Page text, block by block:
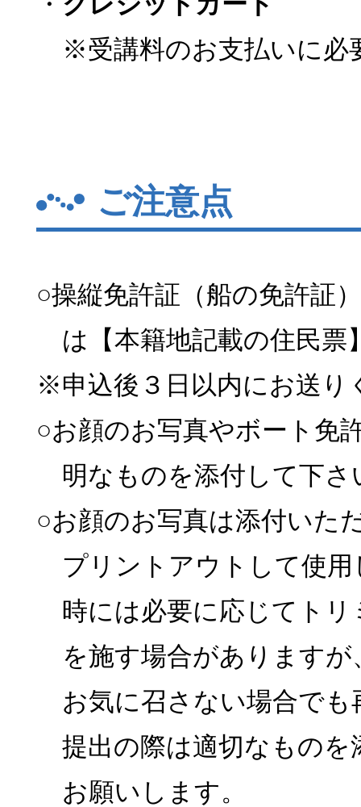
※受講料のお支払いに必
ご注意点
○操縦免許証（船の免許証
は【本籍地記載の住民票
※申込後３日以内にお送り
○お顔のお写真やボート免
明なものを添付して下さ
○お顔のお写真は添付いた
プリントアウトして使用
時には必要に応じてト
を施す場合があります
お気に召さない場合で
提出の際は適切なもの
お願いします。